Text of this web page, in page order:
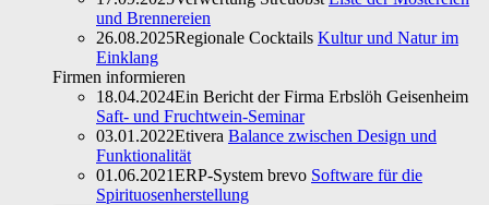
und Brennereien
26.08.2025Regionale Cocktails Kultur und Natur im
Einklang
Firmen informieren
18.04.2024Ein Bericht der Firma Erbslöh Geisenheim
Saft- und Fruchtwein-Seminar
03.01.2022Etivera Balance zwischen Design und
Funktionalität
01.06.2021ERP-System brevo Software für die
Spirituosenherstellung